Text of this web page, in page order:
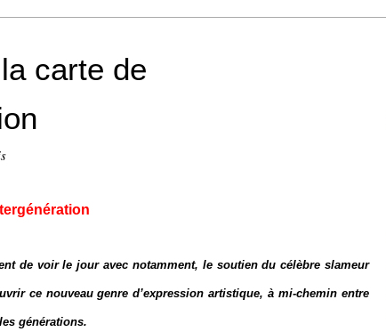
carte de
de voir le jour avec notamment, le soutien du célèbre slameur
ce nouveau genre d’expression artistique, à mi-chemin entre
générations.